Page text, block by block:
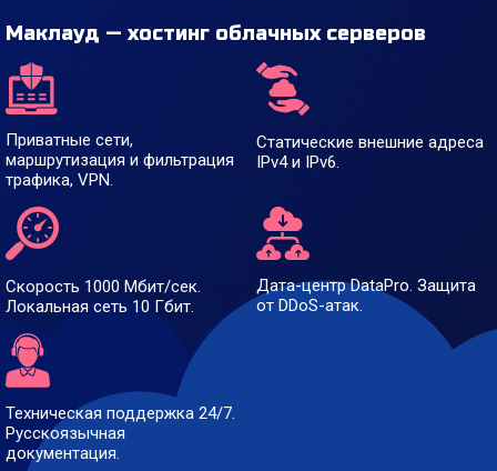
Маклауд — хостинг облачных серверов
Приватные сети,
маршрутизация и фильтрация
трафика, VPN.
Статические внешние адреса
IPv4 и IPv6.
Скорость 1000 Мбит/сек.
Локальная сеть 10 Гбит.
Дата-центр DataPro. Защита
от DDoS-атак.
Техническая поддержка 24/7.
Русскоязычная
документация.